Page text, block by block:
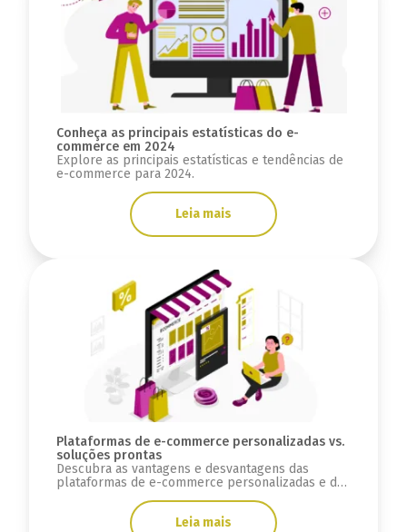
Conheça as principais estatísticas do e-
commerce em 2024
Explore as principais estatísticas e tendências de
e-commerce para 2024.
Leia mais
Plataformas de e-commerce personalizadas vs.
soluções prontas
Descubra as vantagens e desvantagens das
plataformas de e-commerce personalizadas e das
Leia mais